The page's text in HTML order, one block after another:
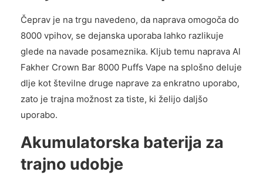
Čeprav je na trgu navedeno, da naprava omogoča do
8000 vpihov, se dejanska uporaba lahko razlikuje
glede na navade posameznika. Kljub temu naprava Al
Fakher Crown Bar 8000 Puffs Vape na splošno deluje
dlje kot številne druge naprave za enkratno uporabo,
zato je trajna možnost za tiste, ki želijo daljšo
uporabo.
Akumulatorska baterija za
trajno udobje